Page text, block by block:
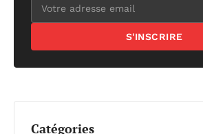
S'INSCRIRE
Catégories